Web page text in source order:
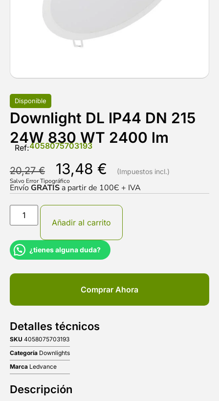
Disponible
Downlight DL IP44 DN 215
24W 830 WT 2400 lm
Ref:4058075703193
20,27€ 13,48 €
Salvo Error Tipográfico
EnvíoGRATIS a partir de 100Є + IVA
Añadir al carrito
¿tienes alguna duda?
Comprar Ahora
Detalles técnicos
SKU 4058075703193
Categoría Downlights
Marca Ledvance
Descripción